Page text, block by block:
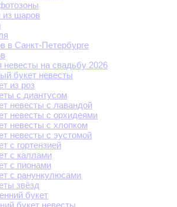
из шаров
в Санкт-Петербурге
невесты на свадьбу 2026
букет невесты
из роз
с диантусом
невесты с лавандой
невесты с орхидеями
невесты с хлопком
невесты с эустомой
с гортензией
с каллами
с пионами
с ранункулюсами
звёзд
букет
букет невесты